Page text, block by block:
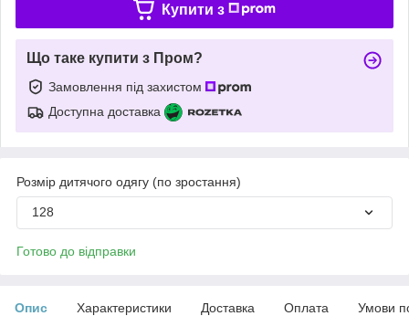
Купити з
Що таке купити з Пром?
Замовлення під захистом
Доступна доставка
Розмір дитячого одягу (по зростання)
128
Готово до відправки
Опис Характеристики Доставка Оплата Умови